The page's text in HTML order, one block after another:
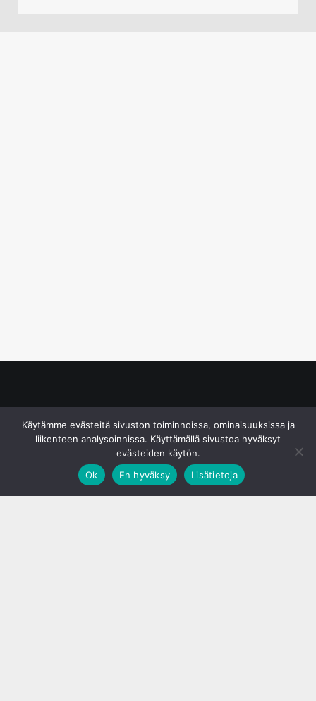
Käytämme evästeitä sivuston toiminnoissa, ominaisuuksissa ja
liikenteen analysoinnissa. Käyttämällä sivustoa hyväksyt
evästeiden käytön.
Ok
En hyväksy Lisätietoja